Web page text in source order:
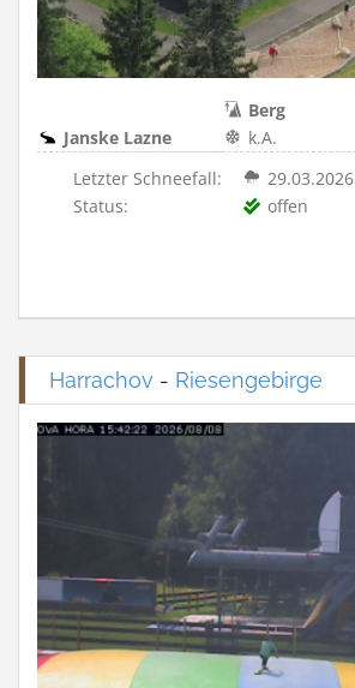
Berg
Janske Lazne
k.A.
Letzter Schneefall:
29.03.2026
Status:
offen
Harrachov - Riesengebirge